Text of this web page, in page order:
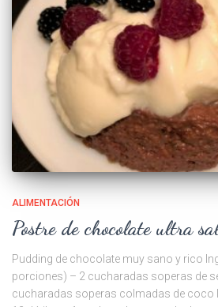
ALIMENTACIÓN
Postre de chocolate ultra
Pudding de chocolate muy sano y rico
porciones) – 2 cucharadas soperas de
cucharadas soperas colmadas de coco